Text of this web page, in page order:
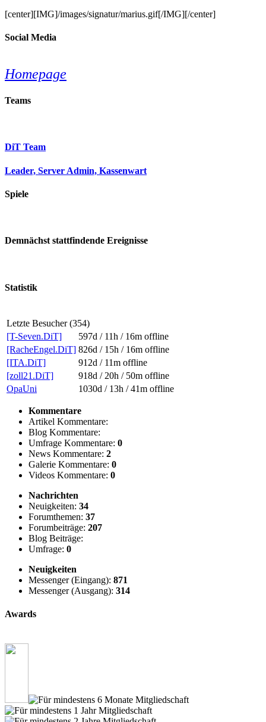
[center][IMG]/images/signatur/marius.gif[/IMG][/center]
Social Media
Homepage
Teams
DiT Team
Leader, Server Admin, Kassenwart
Spiele
Demnächst stattfindende Ereignisse
Statistik
Letzte Besucher (354)
[T-Seven.DiT]
597d / 11h / 16m offline
[RacheEngel.DiT] 826d / 15h / 16m offline
[ITA.DiT]
912d / 11m offline
[zoll21.DiT]
918d / 20h / 50m offline
OpaUni
1030d / 13h / 41m offline
Kommentare
Artikel Kommentare:
Blog Kommentare:
Umfrage Kommentare: 0
News Kommentare: 2
Galerie Kommentare: 0
Videos Kommentare: 0
Nachrichten
Neuigkeiten: 34
Forumthemen: 37
Forumbeiträge: 207
Blog Beiträge:
Umfrage: 0
Neuigkeiten
Messenger (Eingang): 871
Messenger (Ausgang): 314
Awards